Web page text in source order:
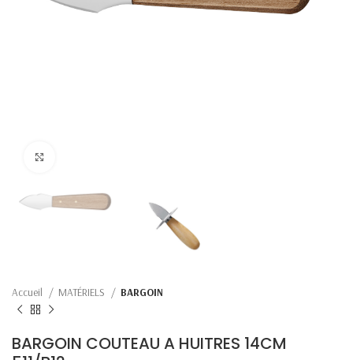
Accueil MATÉRIELS BARGOIN
BARGOIN COUTEAU A HUITRES 14CM